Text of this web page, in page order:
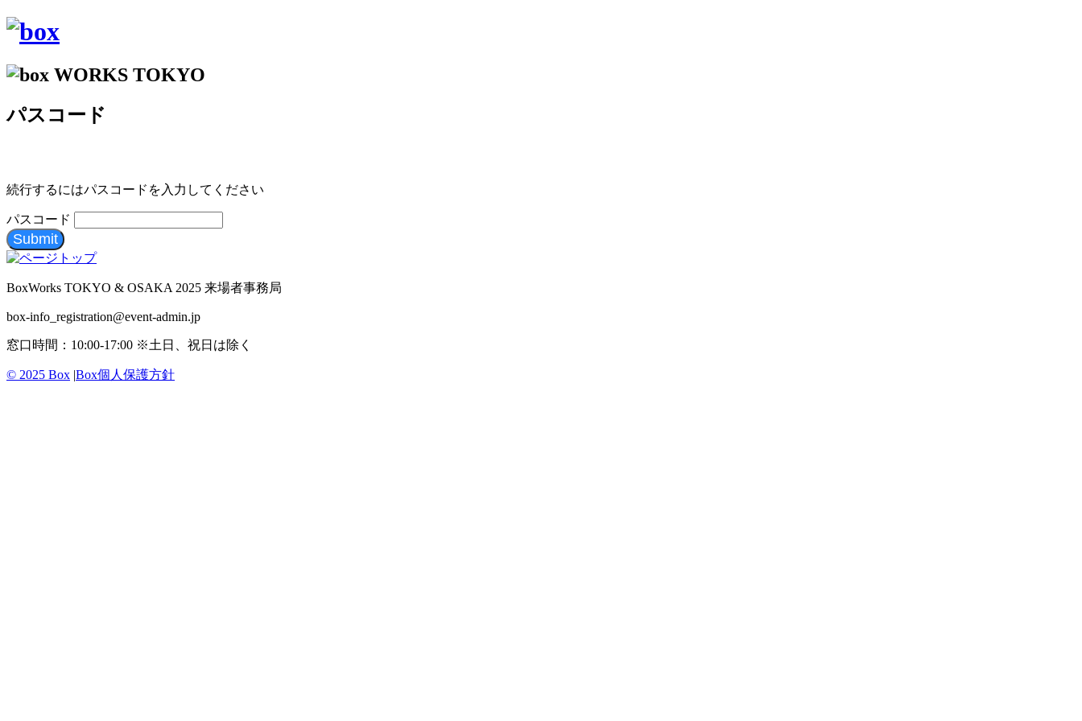
パスコード
続行するにはパスコードを入力してください
パスコード
Submit
BoxWorks TOKYO & OSAKA 2025 来場者事務局
box-info_registration@event-admin.jp
窓口時間：10:00-17:00 ※土日、祝日は除く
© 2025 Box |Box個人保護方針